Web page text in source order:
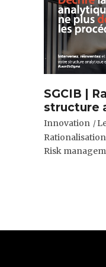
SGCIB |
structure
Innovation
Risk